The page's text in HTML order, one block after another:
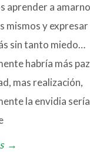
aprender a
mismos y
sin tanto miedo…
habría más
mas realización,
la envidia
→